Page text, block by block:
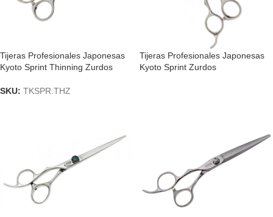
Tijeras Profesionales Japonesas
Kyoto Sprint Thinning Zurdos
SKU: TKSPR.THZ
Tijeras Profesionales Japonesas
Kyoto Sprint Zurdos